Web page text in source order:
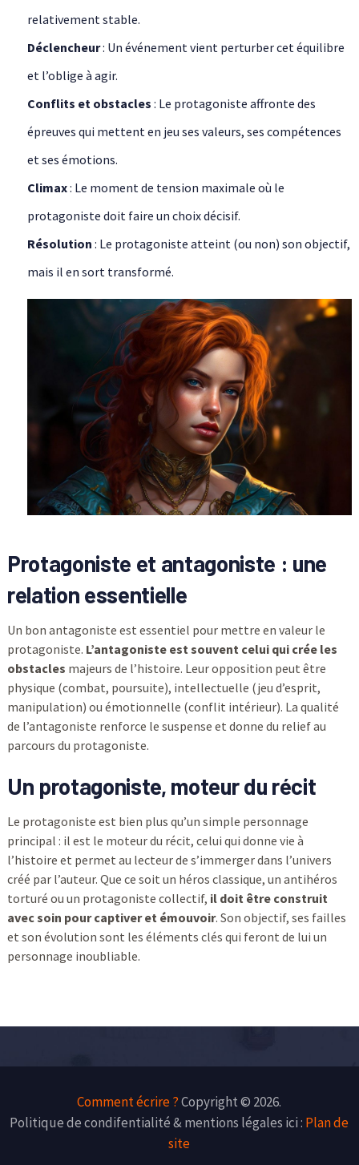
relativement stable.
Déclencheur: Un événement vient perturber cet équilibre
et l’oblige à agir.
Conflits et obstacles : Le protagoniste affronte des
épreuves qui mettent en jeu ses valeurs, ses compétences
et ses émotions.
Climax: Le moment de tension maximale où le
protagoniste doit faire un choix décisif.
Résolution : Le protagoniste atteint (ou non) son objectif,
mais il en sort transformé.
Protagoniste et antagoniste : une
relation essentielle
Un bon antagoniste est essentiel pour mettre en valeur le
protagoniste. L’antagoniste est souvent celui qui crée les
obstacles majeurs de l’histoire. Leur opposition peut être
physique (combat, poursuite), intellectuelle (jeu d’esprit,
manipulation) ou émotionnelle (conflit intérieur). La qualité
de l’antagoniste renforce le suspense et donne du relief au
parcours du protagoniste.
Un protagoniste, moteur du récit
Le protagoniste est bien plus qu’un simple personnage
principal : il est le moteur du récit, celui qui donne vie à
l’histoire et permet au lecteur de s’immerger dans l’univers
créé par l’auteur. Que ce soit un héros classique, un antihéros
torturé ou un protagoniste collectif, il doit être construit
avec soin pour captiver et émouvoir. Son objectif, ses failles
et son évolution sont les éléments clés qui feront de lui un
personnage inoubliable.
Comment écrire ?Copyright © 2026.
Politique de condifentialité & mentions légales ici : Plan de
site